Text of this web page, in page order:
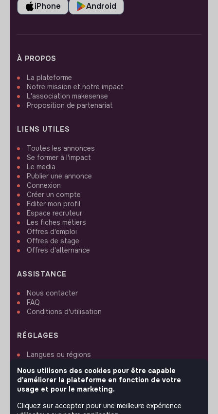
iPhone Android
À PROPOS
La plateforme
Notre mission et notre impact
L'association makesense
Proposition de partenariat
LIENS UTILES
Toutes les annonces
Se former à l'impact
Le media
Publier une annonce
Connexion
Créer un compte
Editer mon profil
Espace recruteur
Les fiches métiers
Offres d'emploi
Offres de stage
Offres d'alternance
ASSISTANCE
Nous contacter
FAQ
Conditions d'utilisation
RÉGLAGES
Langues ou régions
Paramètres des cookies
Nous utilisons des cookies pour être capable
d'améliorer la plateforme en fonction de votre
usage et pour le marketing.
Cliquez sur accepter pour une meilleure expérience